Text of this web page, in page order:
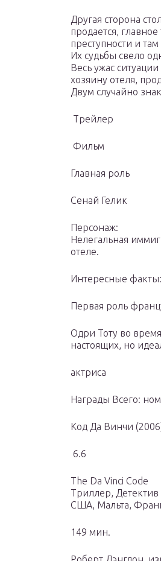
Другая сторона
продается,
преступности и
Их судьбы свело
Весь ужас
хозяину отеля,
Двум случайно
Трейлер
Фильм
Главная роль
Сенай Гелик
Персонаж:
Нелегальная
отеле.
Интересные факты:
Первая роль
Одри Тоту во
настоящих, но
актриса
Награды Всего:
Код Да Винчи
6.6
The Da Vinci Code
Триллер, Детектив
США, Мальта,
149 мин.